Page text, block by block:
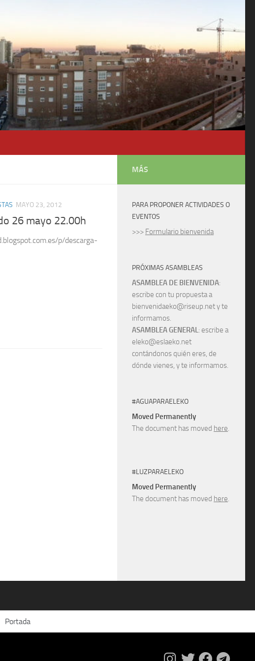
MAYO 23, 2012
26 mayo 22.00h
p/descarga-
MÁS
PARA PROPONER ACTIVIDADES O
EVENTOS
>>> Formulario bienvenida
PRÓXIMAS ASAMBLEAS
ASAMBLEA DE BIENVENIDA:
escribe con tu propuesta a
bienvenidaeko@riseup.net y te
informamos.
ASAMBLEA GENERAL: escribe a
eleko@eslaeko.net
contándonos quién eres, de
dónde vienes, y te informamos.
#AGUAPARAELEKO
Moved Permanently
The document has moved here.
#LUZPARAELEKO
Moved Permanently
The document has moved here.
Portada